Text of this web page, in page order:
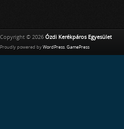
Copyright © 2026 Ózdi Kerékpáros Egyesület
Proudly powered by WordPress. GamePress